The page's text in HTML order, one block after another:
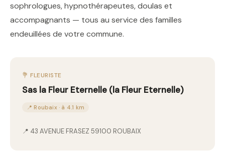
sophrologues, hypnothérapeutes, doulas et
accompagnants — tous au service des familles
endeuillées de votre commune.
💐 FLEURISTE
Sas la Fleur Eternelle (la Fleur Eternelle)
📍 Roubaix · à 4.1 km
📍 43 AVENUE FRASEZ 59100 ROUBAIX